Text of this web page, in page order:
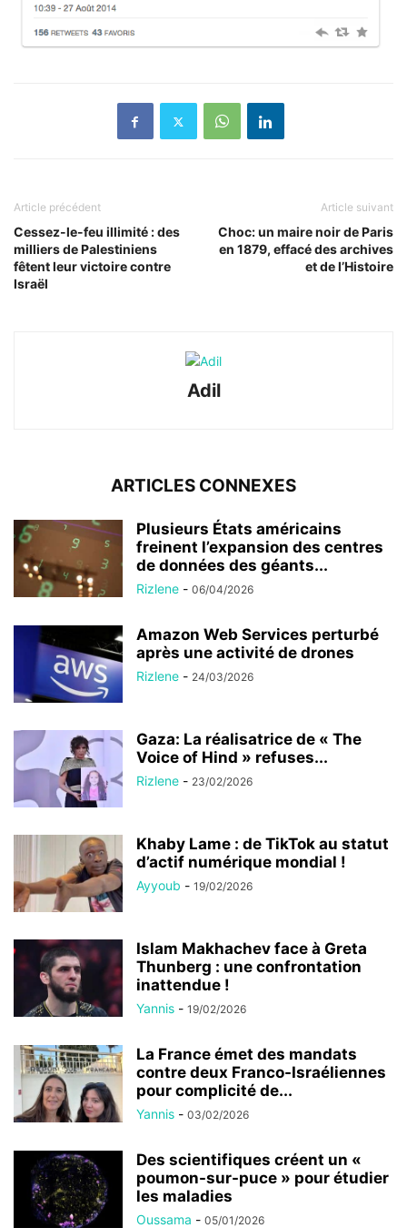
Article précédent
Cessez-le-feu illimité : des
milliers de Palestiniens
fêtent leur victoire contre
Israël
Article suivant
Choc: un maire noir de Paris
en 1879, effacé des archives
et de l’Histoire
Adil
ARTICLES CONNEXES
Plusieurs États américains
freinent l’expansion des centres
de données des géants...
Rizlene - 06/04/2026
Amazon Web Services perturbé
après une activité de drones
Rizlene - 24/03/2026
Gaza: La réalisatrice de « The
Voice of Hind » refuses...
Rizlene - 23/02/2026
Khaby Lame : de TikTok au statut
d’actif numérique mondial !
Ayyoub - 19/02/2026
Islam Makhachev face à Greta
Thunberg : une confrontation
inattendue !
Yannis - 19/02/2026
La France émet des mandats
contre deux Franco-Israéliennes
pour complicité de...
Yannis - 03/02/2026
Des scientifiques créent un «
poumon-sur-puce » pour étudier
les maladies
Oussama - 05/01/2026